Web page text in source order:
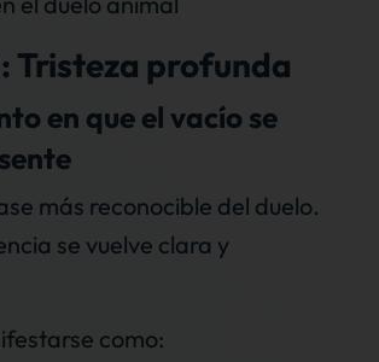
Tristeza profunda
en que el vacío se
más reconocible del duelo.
se vuelve clara y
como: